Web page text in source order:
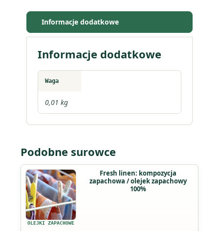
Informacje dodatkowe
Informacje dodatkowe
Waga
0,01 kg
Podobne surowce
OLEJKI ZAPACHOWE
Fresh linen: kompozycja
zapachowa / olejek zapachowy
100%
Ten
produkt
ma
wiele
wariantów.